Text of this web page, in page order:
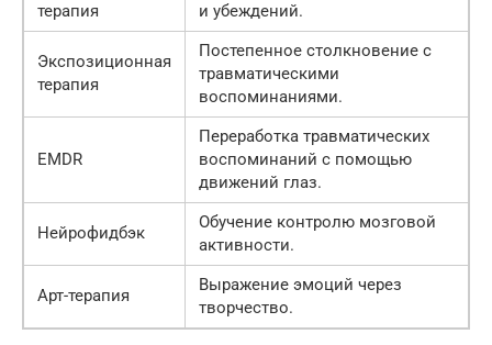
терапия
и убеждений.
Экспозиционная
терапия
Постепенное столкновение с
травматическими
воспоминаниями.
EMDR
Переработка травматических
воспоминаний с помощью
движений глаз.
Нейрофидбэк
Обучение контролю мозговой
активности.
Арт-терапия
Выражение эмоций через
творчество.